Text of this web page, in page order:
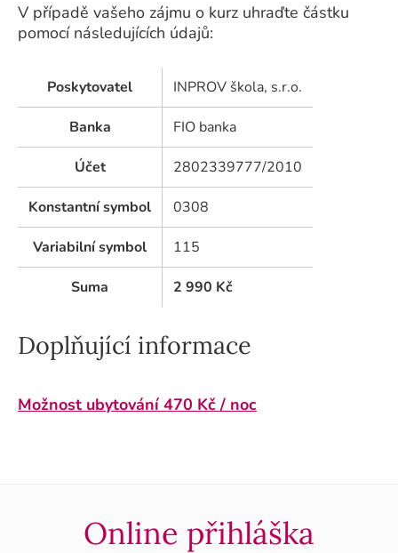
V případě vašeho zájmu o kurz uhraďte částku
pomocí následujících údajů:
Poskytovatel INPROV škola, s.r.o.
Banka FIO banka
Účet 2802339777/2010
Konstantní symbol 0308
Variabilní symbol 115
Suma 2 990 Kč
Doplňující informace
Možnost ubytování 470 Kč / noc
Online přihláška